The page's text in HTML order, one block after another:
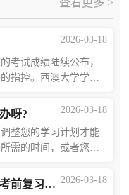
查看更多 >
2026-03-18
考试成绩陆续公布，
指控。西澳大学学术
专业的解决方案2026-03-18
呀?
整您的学习计划才能
需的时间，或者您可
申诉服务会为你2026-03-18
习时间?